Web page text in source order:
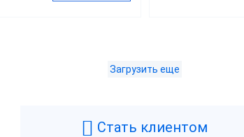
Загрузить еще
Стать клиентом